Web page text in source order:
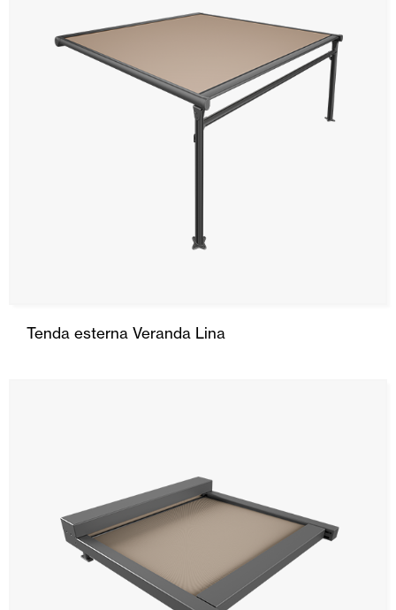
Tenda esterna Veranda Lina